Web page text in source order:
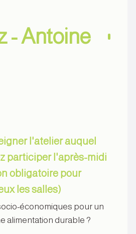
- Antoine
l'atelier auquel
participer l'après-midi
obligatoire pour
les salles)
économiques pour un
alimentation durable ?